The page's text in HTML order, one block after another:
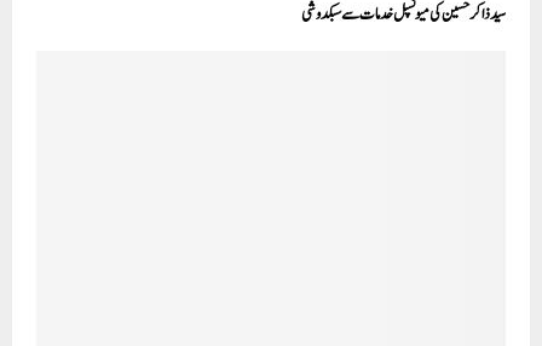
سید ذاکر حسین کی میونسپل خدمات سے سبکدوشی